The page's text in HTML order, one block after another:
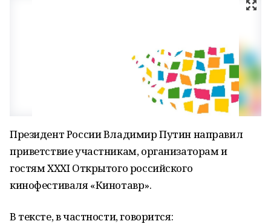
Президент России Владимир Путин направил
приветствие участникам, организаторам и
гостям XXXI Открытого российского
кинофестиваля «Кинотавр».
В тексте, в частности, говорится: